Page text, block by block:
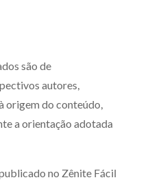
são de
autores,
origem do conteúdo,
a orientação adotada
no Zênite Fácil